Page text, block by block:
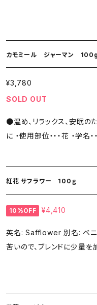
薬や化学肥料を使用してい
カモミール ジャーマン 100g
¥3,780
SOLD OUT
●温め、リラックス、安眠
に ・使用部位・・・花 ・学名・・・Matricaria chamomilla ・原産国・・・ハ
ハーブのお約束＞ ◎新鮮で
味わっていただけるよう、
薬や化学肥料を使ったハーブは使用
紅花 サフラワー 100ｇ
10%OFF ¥4,410
英名: Safflower 別名: ベニバナ 女性の助けとなるハーブ。 味はやや
苦いので、ブレンドに少量